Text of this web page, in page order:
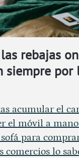
rebajas
siempre por
acumular el
el móvil a
para
comercios lo